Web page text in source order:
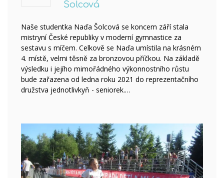
Šolcová
Naše studentka Naďa Šolcová se koncem září stala
mistryní České republiky v moderní gymnastice za
sestavu s míčem. Celkově se Naďa umístila na krásném
4. místě, velmi těsně za bronzovou příčkou. Na základě
výsledku i jejího mimořádného výkonnostního růstu
bude zařazena od ledna roku 2021 do reprezentačního
družstva jednotlivkyň - seniorek.…